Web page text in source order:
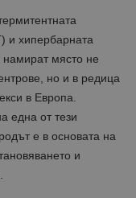
и хипербарната
намират място не
но и в редица
в Европа.
една от тези
е в основата на
и